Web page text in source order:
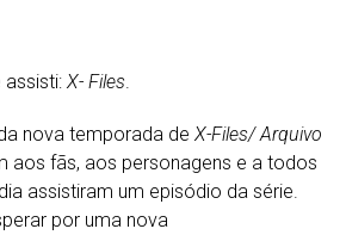
assisti: X- Files
nova temporada de X-Files/ Arquivo
aos fãs, aos personagens e a todos
assistiram um episódio da série.
por uma nova